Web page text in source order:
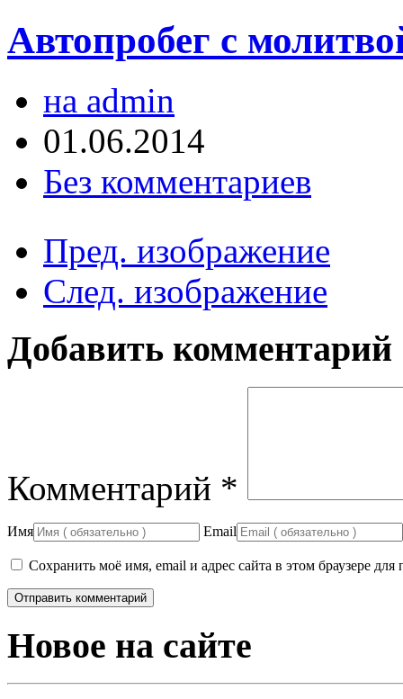
Автопробег с
на admin
01.06.2014
Без комментариев
Пред. изображение
След. изображение
Добавить комментарий
Комментарий *
Имя Email
Сохранить моё имя, email и адрес сайта в этом браузере
Новое на сайте